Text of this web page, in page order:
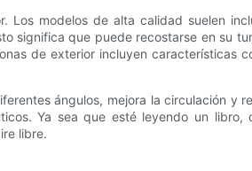
modelos de alta calidad suelen
que puede recostarse en su
de exterior incluyen características
ángulos, mejora la circulación y
Ya sea que esté leyendo un
libre.